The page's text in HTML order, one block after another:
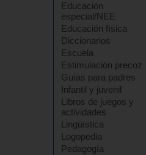
Educación
especial/NEE
Educación física
Diccionarios
Escuela
Estimulación precoz
Guías para padres
Infantil y juvenil
Libros de juegos y
actividades
Lingüística
Logopedia
Pedagogía